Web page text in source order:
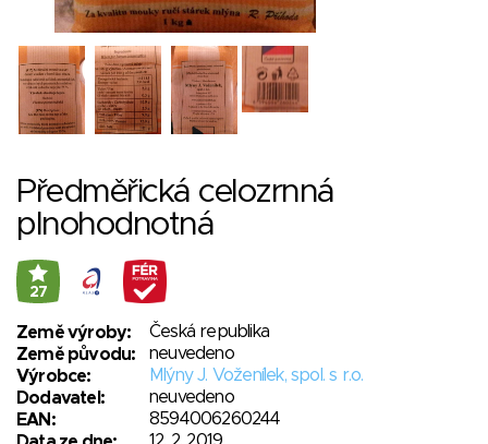
Předměřická celozrnná
plnohodnotná
27
Země výroby:
Česká republika
Země původu:
neuvedeno
Výrobce:
Mlýny J. Voženílek, spol. s r.o.
Dodavatel:
neuvedeno
EAN:
8594006260244